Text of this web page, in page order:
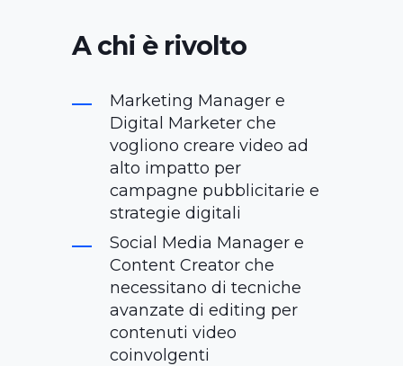
A chi è rivolto
Marketing Manager e
Digital Marketer che
vogliono creare video ad
alto impatto per
campagne pubblicitarie e
strategie digitali
Social Media Manager e
Content Creator che
necessitano di tecniche
avanzate di editing per
contenuti video
coinvolgenti